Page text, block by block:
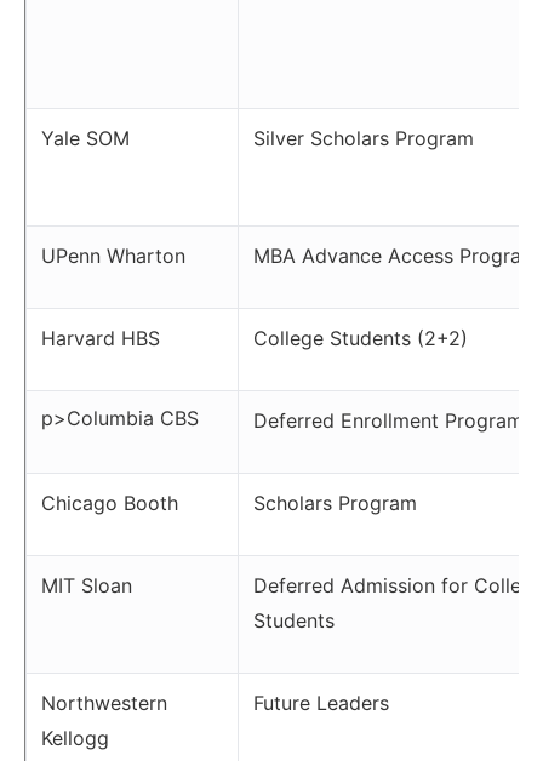
Yale SOM Silver Scholars Program
UPenn Wharton MBA Advance Access Program
Harvard HBS College Students (2+2)
p>Columbia CBS Deferred Enrollment Program
Chicago Booth Scholars Program
MIT Sloan
Deferred Admission for College
Students
Northwestern
Kellogg
Future Leaders